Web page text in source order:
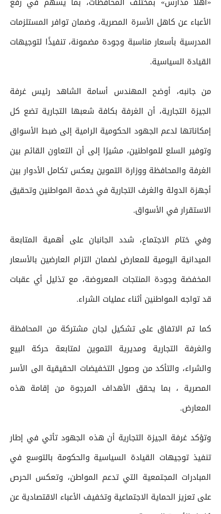
الأعباء عن كاهل الأسرة المصرية، وضمان توافر المستلزمات
المدرسية بأسعار مناسبة وجودة مضمونة، تنفيذًا لتوجيهات
القيادة السياسية.
من جانبه، أوضح المهندس أسامة الشاهد رئيس غرفة
الجيزة التجارية، أن الغرفة بكافة شعبها التجارية تضع كل
إمكاناتها لدعم الجهود الحكومية الرامية إلى ضبط الأسواق
وتوفير السلع للمواطنين، مشيرًا إلى أن التعاون القائم بين
الغرفة والمحافظة ووزارة التموين يعكس تكامل الأدوار بين
أجهزة الدولة والغرف التجارية في خدمة المواطنين وتحقيق
الاستقرار في الأسواق.
وفي ختام الاجتماع، شدد الجانبان على أهمية المتابعة
الميدانية اليومية للمعارض لضمان التزام العارضين بالأسعار
المخفضة وجودة المنتجات المعروضة، مع تذليل أي عقبات
قد تواجه المواطنين أثناء عمليات الشراء.
كما تم الاتفاق على تشكيل لجان مشتركة من المحافظة
والغرفة التجارية ومديرية التموين لمتابعة حركة البيع
والشراء، والتأكد من وصول التخفيضات الحقيقية الى الأسر
المصرية ، بما يحقق الأهداف المرجوة من إقامة هذه
المعارض.
وتؤكد غرفة الجيزة التجارية أن هذه الجهود تأتي في إطار
تنفيذ توجيهات القيادة السياسية والحكومة بالتوسع في
المبادرات المجتمعية التي تدعم المواطن، وتعكس الحرص
على تعزيز الحماية الاجتماعية وتخفيف الأعباء الاقتصادية عن